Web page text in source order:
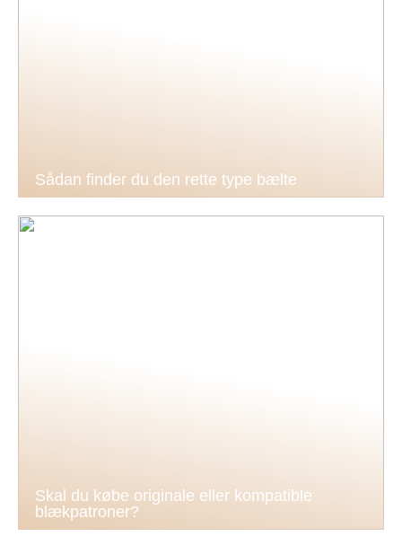
Sådan finder du den rette type bælte
Skal du købe originale eller kompatible
blækpatroner?